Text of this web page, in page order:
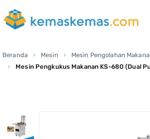
Beranda Mesin
Mesin Pengolahan
Mesin Pengkukus Makanan KS-680 (Dual